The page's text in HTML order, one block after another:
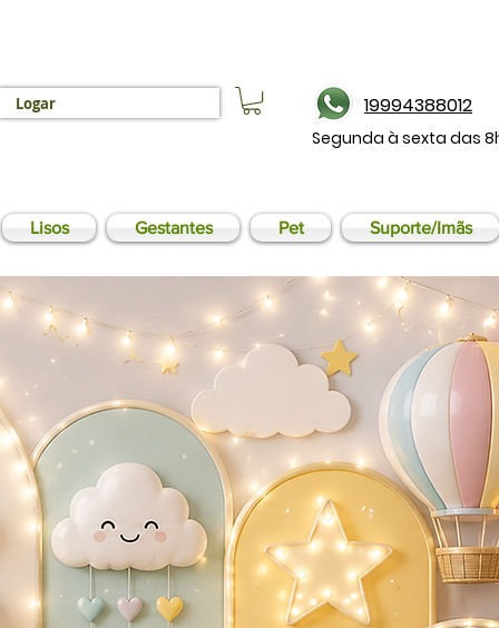
Logar 19994388012
Segunda à sexta das
Lisos Gestantes Pet Suporte/Imãs